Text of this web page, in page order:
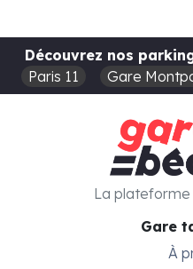
Découvrez nos
Paris 11
Gare
Gare
À
La